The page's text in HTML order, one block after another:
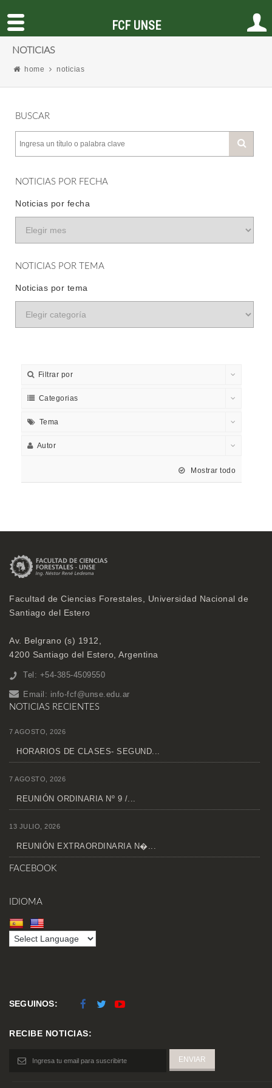
NOTICIAS
home noticias
BUSCAR
NOTICIAS POR FECHA
Noticias por fecha
NOTICIAS POR TEMA
Noticias por tema
Filtrar por
Categorias
Tema
Autor
Mostrar todo
Facultad de Ciencias Forestales, Universidad Nacional de
Santiago del Estero
Av. Belgrano (s) 1912,
4200 Santiago del Estero, Argentina
Tel: +54-385-4509550
Email: info-fcf@unse.edu.ar
NOTICIAS RECIENTES
7 AGOSTO, 2026
HORARIOS DE CLASES- SEGUND...
7 AGOSTO, 2026
REUNIÓN ORDINARIA Nº 9 /...
13 JULIO, 2026
REUNIÓN EXTRAORDINARIA N�...
FACEBOOK
IDIOMA
SEGUINOS:
RECIBE NOTICIAS:
FCF UNSE